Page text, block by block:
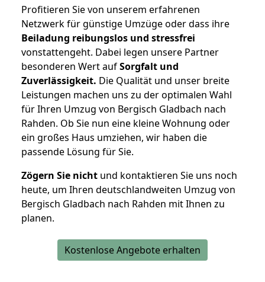
Profitieren Sie von unserem erfahrenen
Netzwerk für günstige Umzüge oder dass ihre
Beiladung reibungslos und stressfrei
vonstattengeht. Dabei legen unsere Partner
besonderen Wert aufSorgfalt und
Zuverlässigkeit. Die Qualität und unser breite
Leistungen machen uns zu der optimalen Wahl
für Ihren Umzug von Bergisch Gladbach nach
Rahden. Ob Sie nun eine kleine Wohnung oder
ein großes Haus umziehen, wir haben die
passende Lösung für Sie.
Zögern Sie nicht und kontaktieren Sie uns noch
heute, um Ihren deutschlandweiten Umzug von
Bergisch Gladbach nach Rahden mit Ihnen zu
planen.
Kostenlose Angebote erhalten